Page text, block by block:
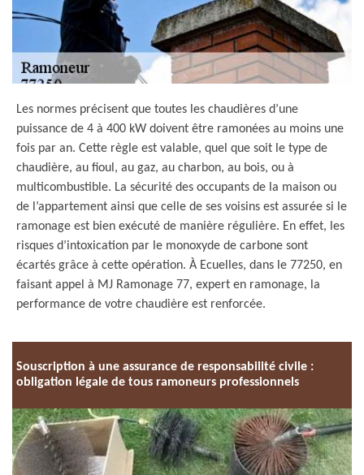
Les normes précisent que toutes les chaudières d’une
puissance de 4 à 400 kW doivent être ramonées au moins une
fois par an. Cette règle est valable, quel que soit le type de
chaudière, au fioul, au gaz, au charbon, au bois, ou à
multicombustible. La sécurité des occupants de la maison ou
de l’appartement ainsi que celle de ses voisins est assurée si le
ramonage est bien exécuté de manière régulière. En effet, les
risques d’intoxication par le monoxyde de carbone sont
écartés grâce à cette opération. À Ecuelles, dans le 77250, en
faisant appel à MJ Ramonage 77, expert en ramonage, la
performance de votre chaudière est renforcée.
Souscription à une assurance de responsabilité civile :
obligation légale de tous ramoneurs professionnels